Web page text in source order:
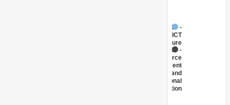
Infrastructure
Workforce
Development
Vocational
Education